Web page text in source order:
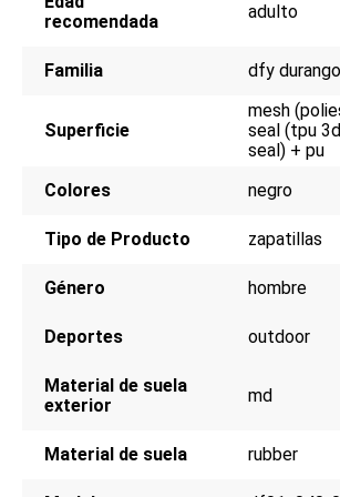
recomendada
adulto
Familia dfy durango
Superficie
mesh
seal (tpu
seal) + pu
Colores
negro
Tipo de Producto zapatillas
Género hombre
Deportes outdoor
Material de suela
exterior
md
Material de suela rubber